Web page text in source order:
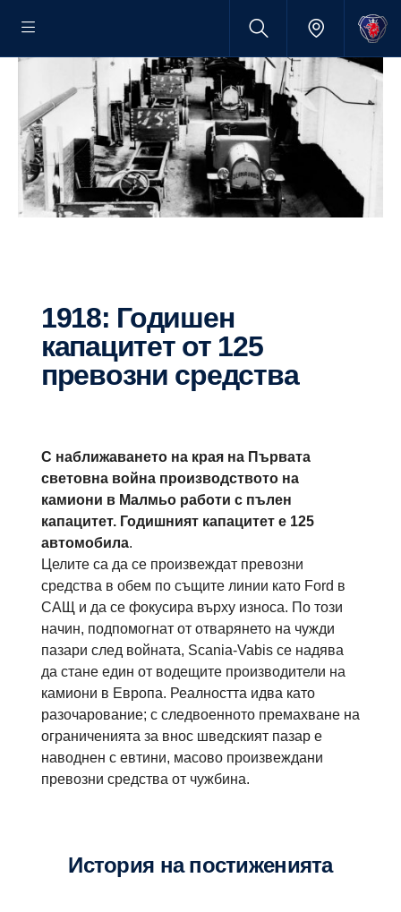
1918: Годишен
капацитет от 125
превозни средства
С наближаването на края на Първата
световна война производството на
камиони в Малмьо работи с пълен
капацитет. Годишният капацитет е 125
автомобила.
Целите са да се произвеждат превозни
средства в обем по същите линии като Ford в
САЩ и да се фокусира върху износа. По този
начин, подпомогнат от отварянето на чужди
пазари след войната, Scania-Vabis се надява
да стане един от водещите производители на
камиони в Европа. Реалността идва като
разочарование; с следвоенното премахване на
ограниченията за внос шведският пазар е
наводнен с евтини, масово произвеждани
превозни средства от чужбина.
История на постиженията